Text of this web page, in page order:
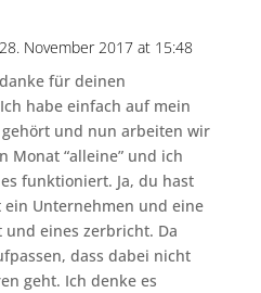
November 2017 at 15:48
für deinen
habe einfach auf mein
und nun arbeiten wir
Monat “alleine” und ich
funktioniert. Ja, du hast
ein Unternehmen und eine
und eines zerbricht. Da
dass dabei nicht
geht. Ich denke es